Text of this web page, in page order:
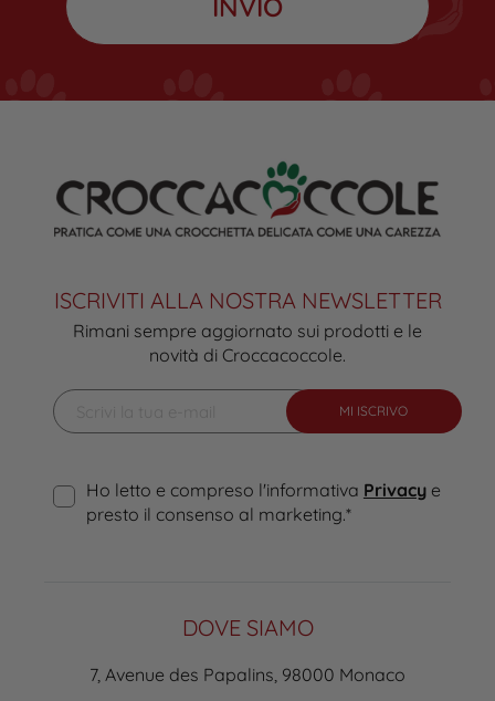
ISCRIVITI ALLA NOSTRA NEWSLETTER
Rimani sempre aggiornato sui prodotti e le
novità di Croccacoccole.
MI ISCRIVO
Ho letto e compreso l'informativa Privacye
presto il consenso al marketing.*
DOVE SIAMO
7, Avenue des Papalins, 98000 Monaco